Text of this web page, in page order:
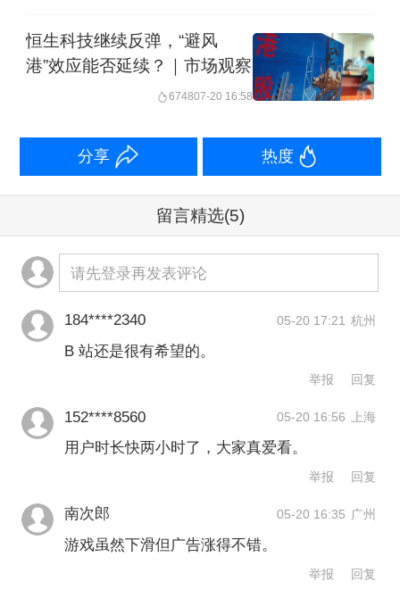
增长和价值积累。
哔哩哔哩首席财务官樊欣则称：未来继
续保持盈利的同时，将以审慎的方式进
行AI相关投入。这些投入带来的积极效
逐步体现，这些投入将在未来几年持续
贡献长期价值。
游戏还是AI：市场在担忧什么？
2026年1月30日，哔哩哔哩在285.6港元
以后，经过连续回落，5月20日一度跌至
146.5港元，四个月内股价接近“腰斩”。
析，港股上市的科技股多为民用和商
用，需要稳定安全的环境才能发挥效
恒生科技继续反弹，“避风
港”效应能否延续？｜市场观察
674807-20 16:58
分享 热度
留言精选(5)
请先登录再发表评论
184****2340 05-20 17:21 杭州
B 站还是很有希望的。
举报 回复
152****8560 05-20 16:56 上海
用户时长快两小时了，大家真爱看。
举报 回复
南次郎 05-20 16:35 广州
游戏虽然下滑但广告涨得不错。
举报 回复